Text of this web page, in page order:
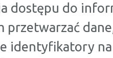
dostępu do
przetwarzać
identyfikatory na
BĄDŹ